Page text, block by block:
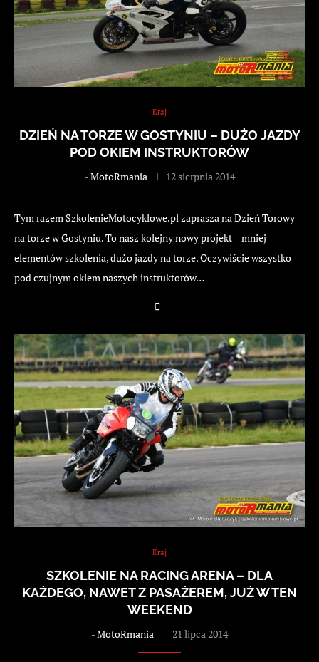
Kraj
DZIEŃ NA TORZE W GOSTYNIU – DUŻO JAZDY
POD OKIEM INSTRUKTORÓW
-MotoRmania 12 sierpnia 2014
Tym razem SzkolenieMotocyklowe.pl zaprasza na Dzień Torowy
na torze w Gostyniu. To nasz kolejny nowy projekt – mniej
elementów szkolenia, dużo jazdy na torze. Oczywiście wszystko
pod czujnym okiem naszych instruktorów…
Kraj
SZKOLENIE NA RACING ARENA – DLA
KAŻDEGO, NAWET Z PASAŻEREM, JUŻ W TEN
WEEKEND
-MotoRmania 21 lipca 2014